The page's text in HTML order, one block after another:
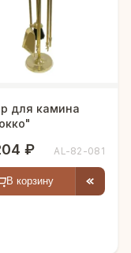
для камина
₽ AL-82-081
В корзину